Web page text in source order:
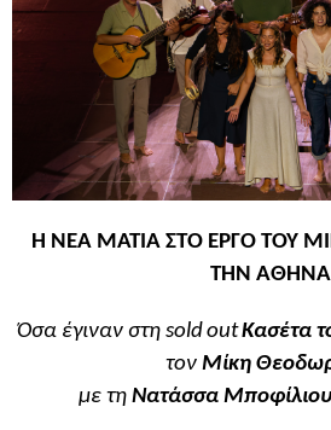
Η ΝΕΑ ΜΑΤΙΑ ΣΤΟ ΕΡΓΟ ΤΟΥ
ΤΗΝ ΑΘΗΝΑ
Όσα έγιναν στη soldoutΚασέτα
τον Μίκη
με τη Νατάσσα Μποφίλιου